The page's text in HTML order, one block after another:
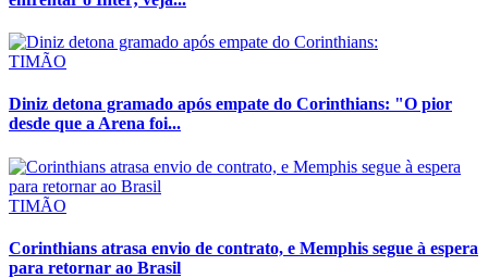
TIMÃO
Diniz detona gramado após empate do Corinthians: "O pior
desde que a Arena foi...
TIMÃO
Corinthians atrasa envio de contrato, e Memphis segue à espera
para retornar ao Brasil